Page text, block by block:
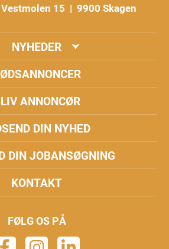
15 | 9900 Skagen
NYHEDER
ANNONCØR
DIN NYHED
DIN JOBANSØGNING
KONTAKT
FØLG OS PÅ